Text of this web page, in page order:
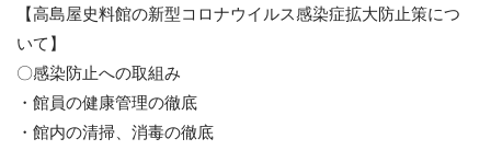
【高島屋史料館の新型コロナウイルス感染症拡大防止策につ
いて】
〇感染防止への取組み
・館員の健康管理の徹底
・館内の清掃、消毒の徹底